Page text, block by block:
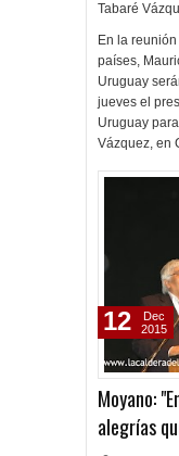
Tabaré
En la
países,
Uruguay
jueves el
Uruguay
Vázquez, en
Moyano:
alegrías
12
Dec
2015